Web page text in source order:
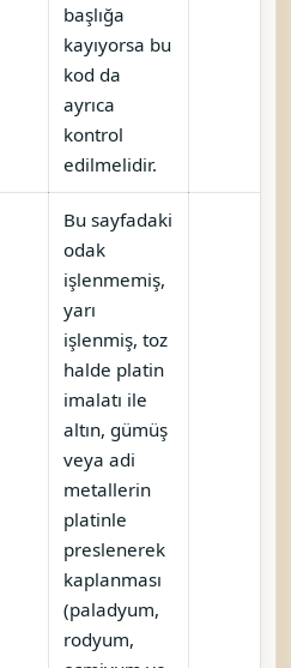
başlığa
kayıyorsa bu
kod da
ayrıca
kontrol
edilmelidir.
Bu sayfadaki
odak
işlenmemiş,
yarı
işlenmiş, toz
halde platin
imalatı ile
altın, gümüş
veya adi
metallerin
platinle
preslenerek
kaplanması
(paladyum,
rodyum,